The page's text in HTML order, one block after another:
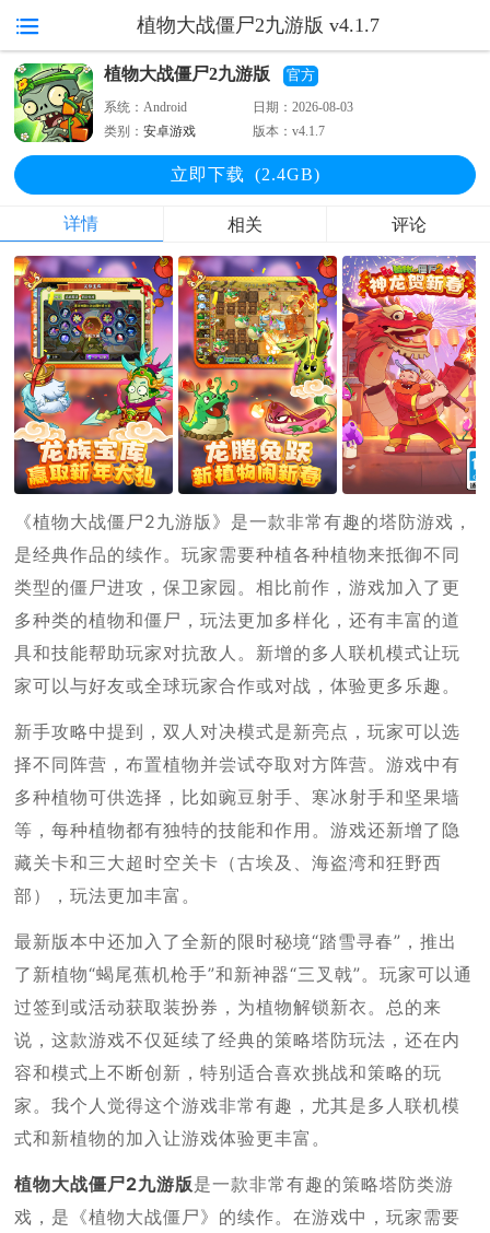
植物大战僵尸2九游版 v4.1.7
植物大战僵尸2九游版 官方
系统：Android 日期：2026-08-03
类别：安卓游戏 版本：v4.1.7
立即下载 (2.4GB)
详情 相关 评论
《植物大战僵尸2九游版》是一款非常有趣的塔防游戏，
是经典作品的续作。玩家需要种植各种植物来抵御不同
类型的僵尸进攻，保卫家园。相比前作，游戏加入了更
多种类的植物和僵尸，玩法更加多样化，还有丰富的道
具和技能帮助玩家对抗敌人。新增的多人联机模式让玩
家可以与好友或全球玩家合作或对战，体验更多乐趣。
新手攻略中提到，双人对决模式是新亮点，玩家可以选
择不同阵营，布置植物并尝试夺取对方阵营。游戏中有
多种植物可供选择，比如豌豆射手、寒冰射手和坚果墙
等，每种植物都有独特的技能和作用。游戏还新增了隐
藏关卡和三大超时空关卡（古埃及、海盗湾和狂野西
部），玩法更加丰富。
最新版本中还加入了全新的限时秘境“踏雪寻春”，推出
了新植物“蝎尾蕉机枪手”和新神器“三叉戟”。玩家可以通
过签到或活动获取装扮券，为植物解锁新衣。总的来
说，这款游戏不仅延续了经典的策略塔防玩法，还在内
容和模式上不断创新，特别适合喜欢挑战和策略的玩
家。我个人觉得这个游戏非常有趣，尤其是多人联机模
式和新植物的加入让游戏体验更丰富。
植物大战僵尸2九游版是一款非常有趣的策略塔防类游
戏，是《植物大战僵尸》的续作。在游戏中，玩家需要